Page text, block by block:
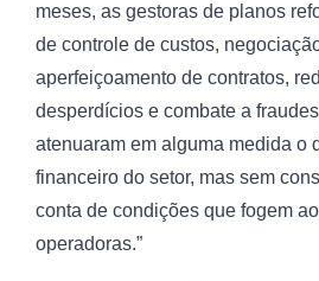
meses, as gestoras de planos
de controle de custos,
aperfeiçoamento de contratos,
desperdícios e combate a
atenuaram em alguma medida o
financeiro do setor, mas sem
conta de condições que fogem
operadoras.”